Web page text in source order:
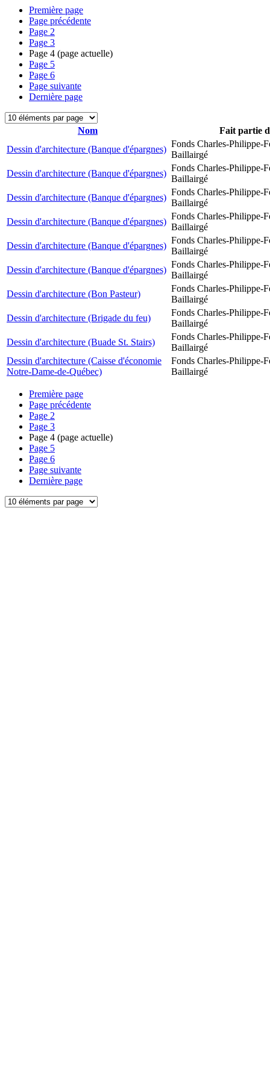
Première page
Page précédente
Page 2
Page 3
Page 4 (page actuelle)
Page 5
Page 6
Page suivante
Dernière page
Nom
Fait partie
Dessin d'architecture (Banque d'épargnes)
Fonds Charles-Philippe-
Baillairgé
Dessin d'architecture (Banque d'épargnes)
Fonds Charles-Philippe-
Baillairgé
Dessin d'architecture (Banque d'épargnes)
Fonds Charles-Philippe-
Baillairgé
Dessin d'architecture (Banque d'épargnes)
Fonds Charles-Philippe-
Baillairgé
Dessin d'architecture (Banque d'épargnes)
Fonds Charles-Philippe-
Baillairgé
Dessin d'architecture (Banque d'épargnes)
Fonds Charles-Philippe-
Baillairgé
Dessin d'architecture (Bon Pasteur)
Fonds Charles-Philippe-
Baillairgé
Dessin d'architecture (Brigade du feu)
Fonds Charles-Philippe-
Baillairgé
Dessin d'architecture (Buade St. Stairs)
Fonds Charles-Philippe-
Baillairgé
Dessin d'architecture (Caisse d'économie
Notre-Dame-de-Québec)
Fonds Charles-Philippe-
Baillairgé
Première page
Page précédente
Page 2
Page 3
Page 4 (page actuelle)
Page 5
Page 6
Page suivante
Dernière page